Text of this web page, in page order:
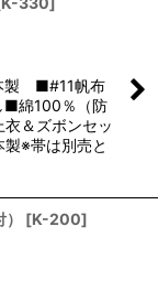
製 ■#11帆布
綿100％（防
＆ズボンセッ
※帯は別売と
[K-200]